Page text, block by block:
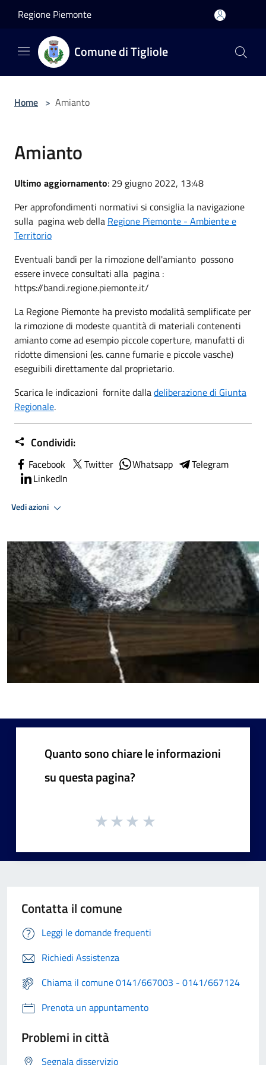
Regione Piemonte
Comune di Tigliole
Home > Amianto
Amianto
Ultimo aggiornamento: 29 giugno 2022, 13:48
Per approfondimenti normativi si consiglia la navigazione
sulla pagina web della Regione Piemonte - Ambiente e
Territorio
Eventuali bandi per la rimozione dell'amianto possono
essere invece consultati alla pagina :
https://bandi.regione.piemonte.it/
La Regione Piemonte ha previsto modalità semplificate per
la rimozione di modeste quantità di materiali contenenti
amianto come ad esempio piccole coperture, manufatti di
ridotte dimensioni (es. canne fumarie e piccole vasche)
eseguibili direttamente dal proprietario.
Scarica le indicazioni fornite dalladeliberazione di Giunta
Regionale.
Condividi:
Facebook Twitter Whatsapp
Telegram
LinkedIn
Vedi azioni
Quanto sono chiare le informazioni
su questa pagina?
Contatta il comune
Leggi le domande frequenti
Richiedi Assistenza
Chiama il comune 0141/667003 - 0141/667124
Prenota un appuntamento
Problemi in città
Segnala disservizio